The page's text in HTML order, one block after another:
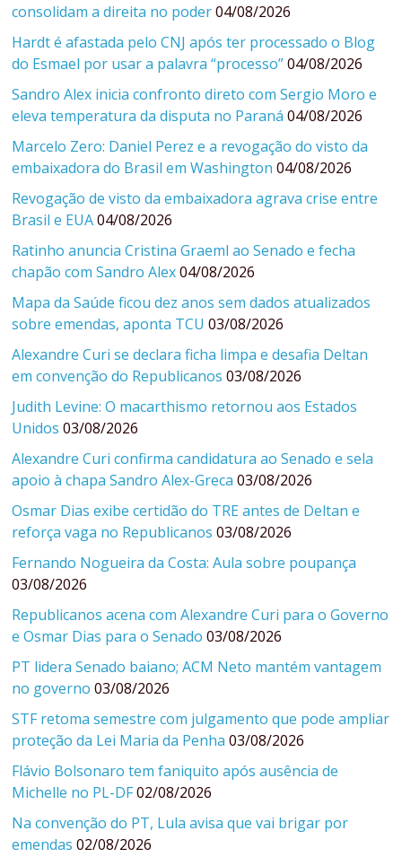
consolidam a direita no poder 04/08/2026
Hardt é afastada pelo CNJ após ter processado o Blog
do Esmael por usar a palavra “processo” 04/08/2026
Sandro Alex inicia confronto direto com Sergio Moro e
eleva temperatura da disputa no Paraná 04/08/2026
Marcelo Zero: Daniel Perez e a revogação do visto da
embaixadora do Brasil em Washington 04/08/2026
Revogação de visto da embaixadora agrava crise entre
Brasil e EUA 04/08/2026
Ratinho anuncia Cristina Graeml ao Senado e fecha
chapão com Sandro Alex 04/08/2026
Mapa da Saúde ficou dez anos sem dados atualizados
sobre emendas, aponta TCU 03/08/2026
Alexandre Curi se declara ficha limpa e desafia Deltan
em convenção do Republicanos 03/08/2026
Judith Levine: O macarthismo retornou aos Estados
Unidos 03/08/2026
Alexandre Curi confirma candidatura ao Senado e sela
apoio à chapa Sandro Alex-Greca 03/08/2026
Osmar Dias exibe certidão do TRE antes de Deltan e
reforça vaga no Republicanos 03/08/2026
Fernando Nogueira da Costa: Aula sobre poupança
03/08/2026
Republicanos acena com Alexandre Curi para o Governo
e Osmar Dias para o Senado 03/08/2026
PT lidera Senado baiano; ACM Neto mantém vantagem
no governo 03/08/2026
STF retoma semestre com julgamento que pode ampliar
proteção da Lei Maria da Penha 03/08/2026
Flávio Bolsonaro tem faniquito após ausência de
Michelle no PL-DF02/08/2026
Na convenção do PT, Lula avisa que vai brigar por
emendas 02/08/2026